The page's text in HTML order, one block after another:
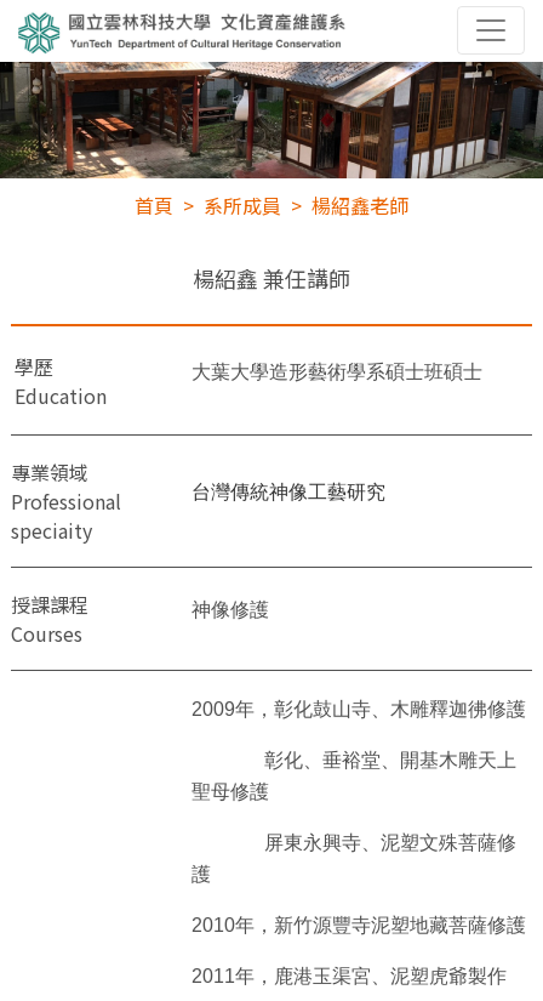
首頁 系所成員 楊紹鑫老師
楊紹鑫兼任講師
學歷
Education
大葉大學造形藝術學系碩士班碩士
專業領域
Professional
speciaity
台灣傳統神像工藝研究
授課課程
Courses
神像修護
2009年，彰化鼓山寺、木雕釋迦彿修護
彰化、垂裕堂、開基木雕天上
聖母修護
屏東永興寺、泥塑文殊菩薩修
護
2010年，新竹源豐寺泥塑地藏菩薩修護
2011年，鹿港玉渠宮、泥塑虎爺製作